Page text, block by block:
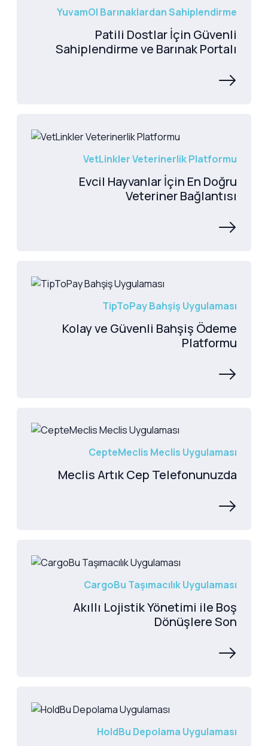
YuvamOl Barınaklardan Sahiplendirme
Patili Dostlar İçin Güvenli
Sahiplendirme ve Barınak Portalı
VetLinkler Veterinerlik Platformu
Evcil Hayvanlar İçin En Doğru
Veteriner Bağlantısı
TipToPay Bahşiş Uygulaması
Kolay ve Güvenli Bahşiş Ödeme
Platformu
CepteMeclis Meclis Uygulaması
Meclis Artık Cep Telefonunuzda
CargoBu Taşımacılık Uygulaması
Akıllı Lojistik Yönetimi ile Boş
Dönüşlere Son
HoldBu Depolama Uygulaması